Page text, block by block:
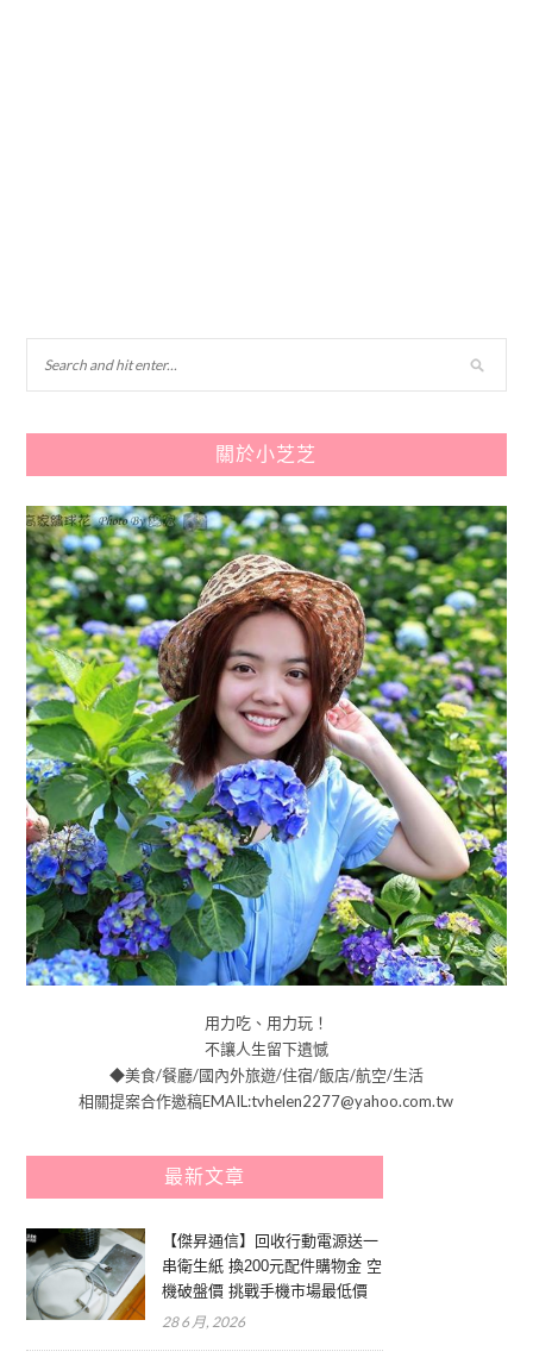
關於小芝芝
用力吃、用力玩！
不讓人生留下遺憾
◆美食/餐廳/國內外旅遊/住宿/飯店/航空/生活
相關提案合作邀稿EMAIL:tvhelen2277@yahoo.com.tw
最新文章
【傑昇通信】回收行動電源送一
串衛生紙 換200元配件購物金 空
機破盤價 挑戰手機市場最低價
28 6 月, 2026